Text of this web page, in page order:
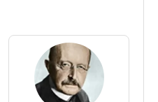
yayınlanan “İzlenimler,
Beyhan (Ergene)
Bu evlilikten
Faruk
ve
Bülent Eczacıbaşı